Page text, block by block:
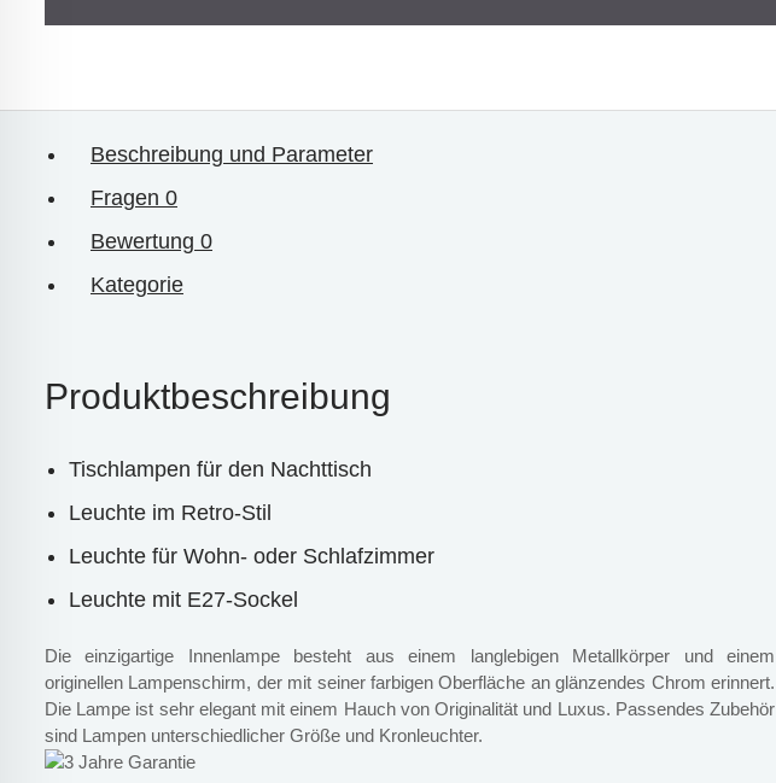
Beschreibung und Parameter
Fragen 0
Bewertung 0
Kategorie
Produktbeschreibung
Tischlampen für den Nachttisch
Leuchte im Retro-Stil
Leuchte für Wohn- oder Schlafzimmer
Leuchte mit E27-Sockel
Die einzigartige Innenlampe besteht aus einem langlebigen Metallkörper und einem
originellen Lampenschirm, der mit seiner farbigen Oberfläche an glänzendes Chrom erinnert.
Die Lampe ist sehr elegant mit einem Hauch von Originalität und Luxus. Passendes Zubehör
sind Lampen unterschiedlicher Größe und Kronleuchter.